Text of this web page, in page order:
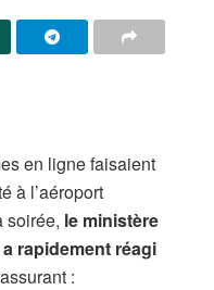
en ligne faisaient
à l’aéroport
soirée, le ministère
rapidement réagi
: